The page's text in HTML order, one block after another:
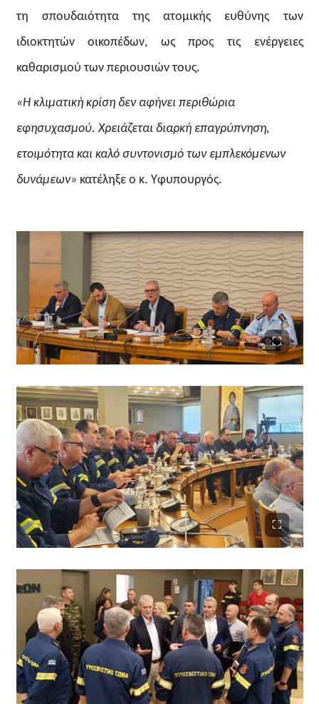
τη σπουδαιότητα της ατομικής ευθύνης των
ιδιοκτητών οικοπέδων, ως προς τις ενέργειες
καθαρισμού των περιουσιών τους.
«Η κλιματική κρίση δεν αφήνει περιθώρια
εφησυχασμού. Χρειάζεται διαρκή επαγρύπνηση,
ετοιμότητα και καλό συντονισμό των εμπλεκόμενων
δυνάμεων» κατέληξε ο κ. Υφυπουργός.